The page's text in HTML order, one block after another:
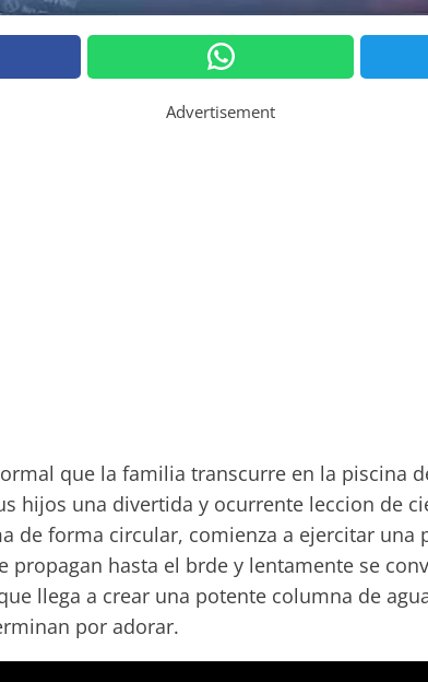
Advertisement
que la familia transcurre en la piscina
hijos una divertida y ocurrente leccion de
de forma circular, comienza a ejercitar una
propagan hasta el brde y lentamente se
llega a crear una potente columna de
por adorar.